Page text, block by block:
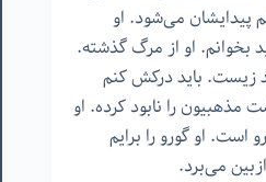
پیدایشان می‌شود. او
بخوانم. او از مرگ گذشته.
زیست. باید درکش کنم
مذهبیون را نابود کرده. او
او‌ گورو را برایم
می‌برد.